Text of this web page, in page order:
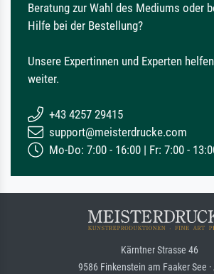
Beratung zur Wahl des Mediums oder
Hilfe bei der Bestellung?
Unsere Expertinnen und Experten
weiter.
+43 4257 29415
support@meisterdrucke.com
Mo-Do: 7:00 - 16:00 | Fr: 7:00 -
Kärntner Strasse 46
9586 Finkenstein am Faaker See ·